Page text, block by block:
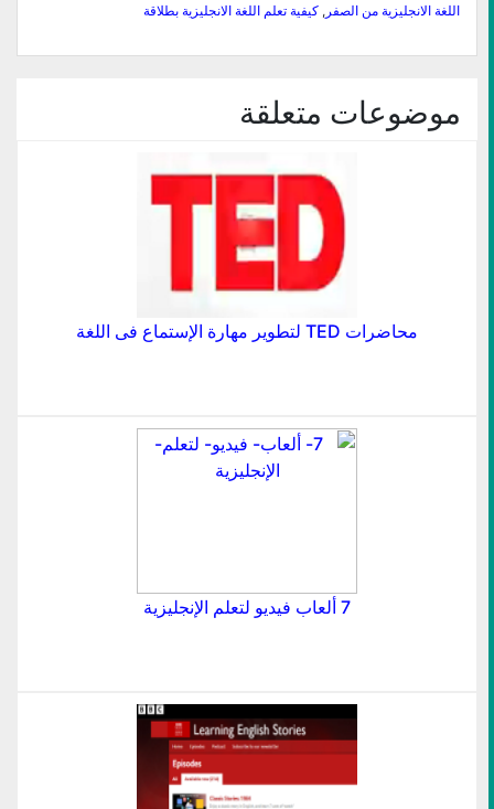
اللغة الانجليزية من الصفر , كيفية تعلم اللغة الانجليزية بطلاقة
موضوعات متعلقة
محاضرات TED لتطوير مهارة الإستماع فى اللغة
7 ألعاب فيديو لتعلم الإنجليزية